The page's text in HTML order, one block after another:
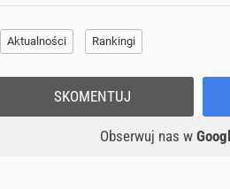
Aktualności Rankingi
Obserwuj nas w
SKOMENTUJ